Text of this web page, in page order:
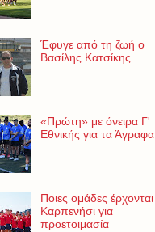
Έφυγε από τη ζωή ο
Βασίλης Κατσίκης
«Πρώτη» με όνειρα Γ'
Εθνικής για τα Άγραφα
Ποιες ομάδες έρχονται
Καρπενήσι για
προετοιμασία